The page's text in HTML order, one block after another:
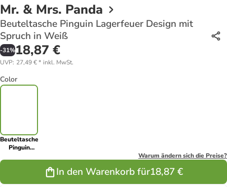
Mr. & Mrs. Panda
Beuteltasche Pinguin Lagerfeuer Design mit
Spruch in Weiß
-31%18,87 €
UVP: 27,49 €* inkl. MwSt.
Color
Beuteltasche
Pinguin
Warum ändern sich die Preise?
In den Warenkorb für18,87 €